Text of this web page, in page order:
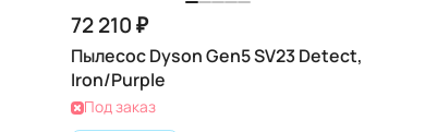
72 210 ₽
Пылесос Dyson Gen5 SV23 Detect,
Iron/Purple
Под заказ